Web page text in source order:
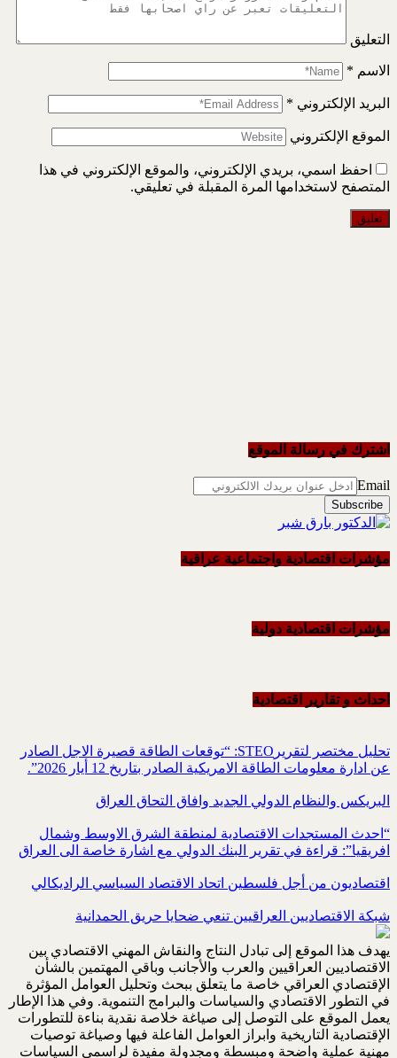
التعليق
الاسم *
البريد الإلكتروني *
الموقع الإلكتروني
احفظ اسمي، بريدي الإلكتروني، والموقع الإلكتروني في هذا
المتصفح لاستخدامها المرة المقبلة في تعليقي.
اشترك في رسالة الموقع
Email
مؤشرات اقتصادية واجتماعية عراقية
مؤشرات اقتصادية دولية
احداث و تقاریر اقتصادیة
تحليل مختصر لتقريرSTEO‏: “توقعات الطاقة قصيرة الاجل الصادر
عن ادارة معلومات الطاقة الامريكية ‏الصادر بتاريخ 12 أيار 2026”.‏
البريكس والنظام الدولي الجديد وافاق التحاق العراق
“احدث المستجدات الاقتصادية لمنطقة الشرق الاوسط وشمال
افريقيا”: قراءة في تقرير البنك الدولي مع اشارة خاصة الى العراق
اقتصاديون من أجل فلسطين اتحاد الاقتصاد السياسي الراديكالي
شبكة الاقتصاديين العراقيين تنعي ضحايا حريق الحمدانية
يهدف هذا الموقع إلى تبادل النتاج والنقاش المهني الاقتصادي بين
الاقتصاديين العراقيين والعرب والأجانب وباقي المهتمين بالشأن
الإقتصادي العراقي خاصة ما يتعلق ببحث وتحليل العوامل المؤثرة
في التطور الاقتصادي والسياسات والبرامج التنموية. وفي هذا الإطار
يعمل الموقع على التوصل إلى صياغة خلاصة نقدية بناءة للتطورات
الإقتصادية التاريخية وابراز العوامل الفاعلة فيها وصياغة توصيات
مهنية عملية واضحة ومبسطة ومجدولة مفيدة لراسمي السياسات